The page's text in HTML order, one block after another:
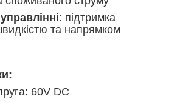
: підтримка
та напрямком
60V DC